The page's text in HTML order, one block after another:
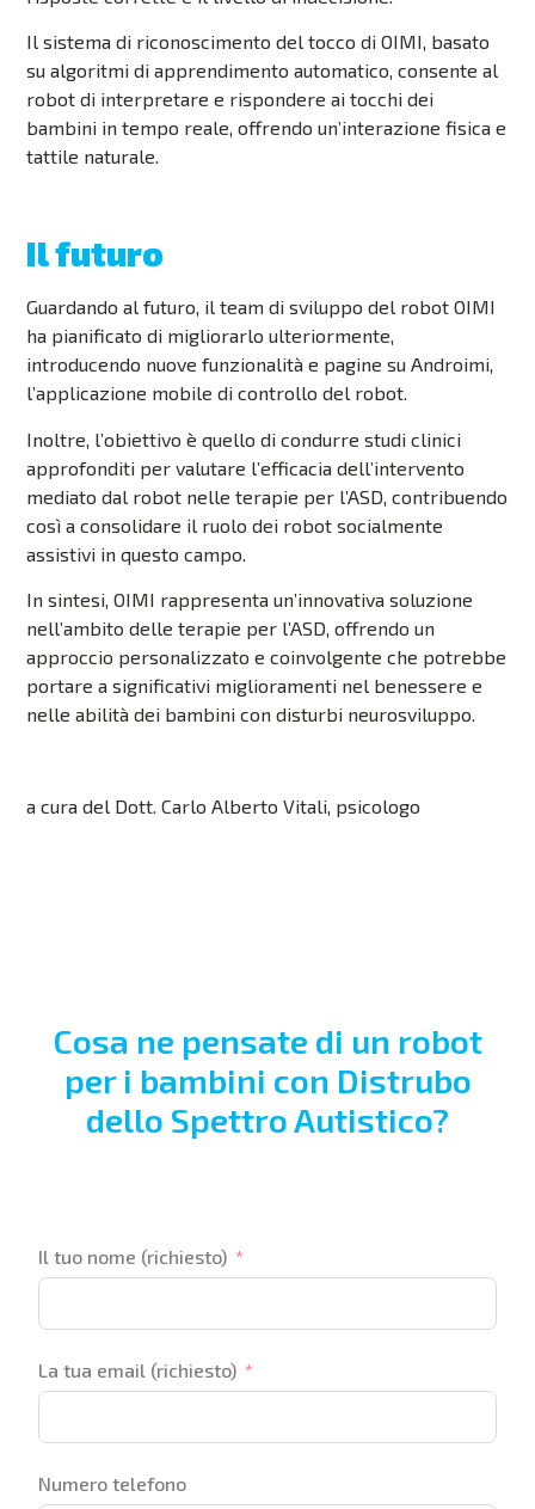
Il sistema di riconoscimento del tocco di OIMI, basato
su algoritmi di apprendimento automatico, consente al
robot di interpretare e rispondere ai tocchi dei
bambini in tempo reale, offrendo un’interazione fisica e
tattile naturale.
Il futuro
Guardando al futuro, il team di sviluppo del robot OIMI
ha pianificato di migliorarlo ulteriormente,
introducendo nuove funzionalità e pagine su Androimi,
l’applicazione mobile di controllo del robot.
Inoltre, l’obiettivo è quello di condurre studi clinici
approfonditi per valutare l’efficacia dell’intervento
mediato dal robot nelle terapie per l’ASD, contribuendo
così a consolidare il ruolo dei robot socialmente
assistivi in questo campo.
In sintesi, OIMI rappresenta un’innovativa soluzione
nell’ambito delle terapie per l’ASD, offrendo un
approccio personalizzato e coinvolgente che potrebbe
portare a significativi miglioramenti nel benessere e
nelle abilità dei bambini con disturbi neurosviluppo.
a cura del Dott. Carlo Alberto Vitali, psicologo
Cosa ne pensate di un robot
per i bambini con Distrubo
dello Spettro Autistico?
Il tuo nome (richiesto)
La tua email (richiesto)
Numero telefono